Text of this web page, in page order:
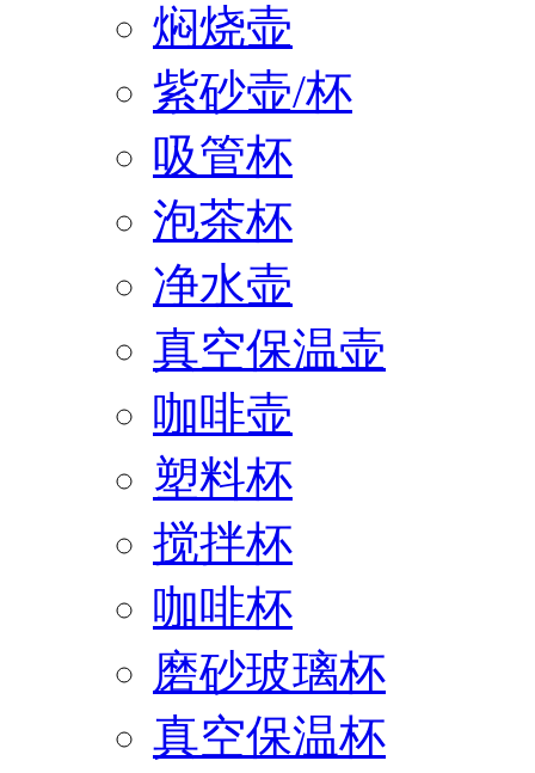
焖烧壶
紫砂壶/杯
吸管杯
泡茶杯
净水壶
真空保温壶
咖啡壶
塑料杯
搅拌杯
咖啡杯
磨砂玻璃杯
真空保温杯